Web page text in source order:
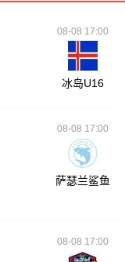
08-08 17:00
冰岛U16
08-08 17:00
萨瑟兰鲨鱼
08-08 17:00